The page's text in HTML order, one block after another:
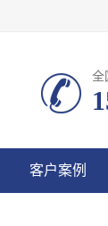
全
客户案例